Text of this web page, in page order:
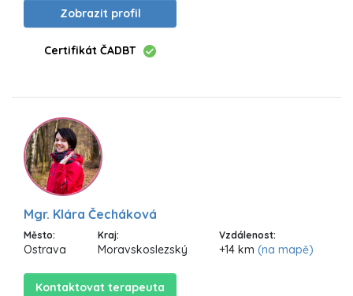
Zobrazit profil
Certifikát ČADBT
Mgr. Klára Čecháková
Město:
Ostrava
Kraj:
Moravskoslezský
Vzdálenost:
+14 km (na mapě)
Kontaktovat terapeuta